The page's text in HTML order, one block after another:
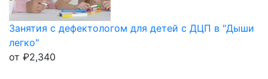
Занятия с дефектологом для детей с ДЦП в "Дыши
легко"
от ₽2,340